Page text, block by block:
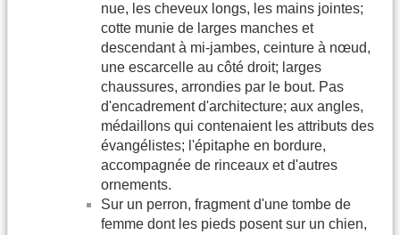
nue, les cheveux longs, les mains jointes;
cotte munie de larges manches et
descendant à mi-jambes, ceinture à nœud,
une escarcelle au côté droit; larges
chaussures, arrondies par le bout. Pas
d'encadrement d'architecture; aux angles,
médaillons qui contenaient les attributs des
évangélistes; l'épitaphe en bordure,
accompagnée de rinceaux et d'autres
ornements.
Sur un perron, fragment d'une tombe de
femme dont les pieds posent sur un chien,